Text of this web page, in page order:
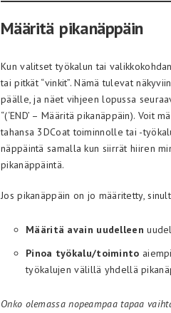
Määritä pikanäppäin
Kun valitset työkalun tai
tai pitkät “vinkit”. Nämä tulevat
päälle, ja näet vihjeen lopussa
“(‘END’ – Määritä pikanäppäin). Voit
tahansa 3DCoat toiminnolle tai -
näppäintä samalla kun siirrät hiiren
pikanäppäintä.
Jos pikanäppäin on jo määritetty,
Määritä avain uudelleen
Pinoa työkalu/toiminto
työkalujen välillä yhdellä
Onko olemassa nopeampaa tapaa